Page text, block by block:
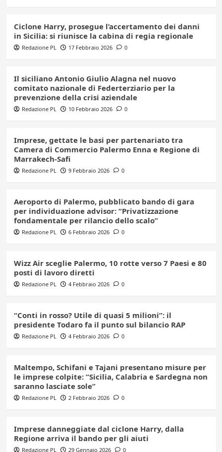
Ciclone Harry, prosegue l’accertamento dei danni
in Sicilia: si riunisce la cabina di regia regionale
Redazione PL 17 Febbraio 2026 0
Il siciliano Antonio Giulio Alagna nel nuovo
comitato nazionale di Federterziario per la
prevenzione della crisi aziendale
Redazione PL 10 Febbraio 2026 0
Imprese, gettate le basi per partenariato tra
Camera di Commercio Palermo Enna e Regione di
Marrakech-Safi
Redazione PL 9 Febbraio 2026 0
Aeroporto di Palermo, pubblicato bando di gara
per individuazione advisor: “Privatizzazione
fondamentale per rilancio dello scalo”
Redazione PL 6 Febbraio 2026 0
Wizz Air sceglie Palermo, 10 rotte verso 7 Paesi e 80
posti di lavoro diretti
Redazione PL 4 Febbraio 2026 0
“Conti in rosso? Utile di quasi 5 milioni”: il
presidente Todaro fa il punto sul bilancio RAP
Redazione PL 4 Febbraio 2026 0
Maltempo, Schifani e Tajani presentano misure per
le imprese colpite: “Sicilia, Calabria e Sardegna non
saranno lasciate sole”
Redazione PL 2 Febbraio 2026 0
Imprese danneggiate dal ciclone Harry, dalla
Regione arriva il bando per gli aiuti
Redazione PL 29 Gennaio 2026 0